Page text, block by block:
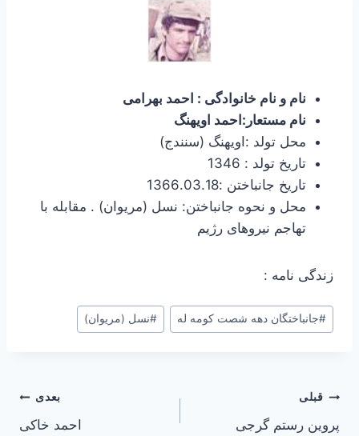
نام و نام خانوادگی : احمد بهرامی
نام مستعار:احمد اویهنگ
محل تولد :اویهنگ (سنندج)
تاریخ تولد : 1346
تاریخ جانباختن :1366.03.18
محل و نحوه جانباختن: نسل (مریوان) . مقابله با
تهاجم نیروهای رژیم
زندگی نامه :
برچسب‌های
نوشته:
#جانباختگان دهه شصت کومه له #نسل (مریوان)
راهبری
قبلی
پروین رستم گرجی
بعدی
احمد خاکی